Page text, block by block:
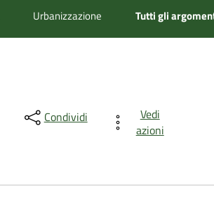
Urbanizzazione Tutti gli
Condividi
Vedi
azioni